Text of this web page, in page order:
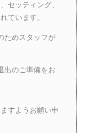
セッティング、
ています。
ためスタッフが
出のご準備をお
すようお願い申